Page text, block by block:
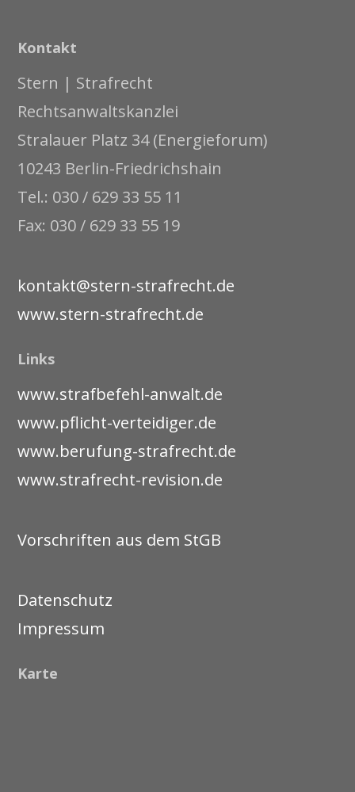
Kontakt
Stern | Strafrecht
Rechtsanwaltskanzlei
Stralauer Platz 34 (Energieforum)
10243 Berlin-Friedrichshain
Tel.: 030 / 629 33 55 11
Fax: 030 / 629 33 55 19
kontakt@stern-strafrecht.de
www.stern-strafrecht.de
Links
www.strafbefehl-anwalt.de
www.pflicht-verteidiger.de
www.berufung-strafrecht.de
www.strafrecht-revision.de
Vorschriften aus dem StGB
Datenschutz
Impressum
Karte